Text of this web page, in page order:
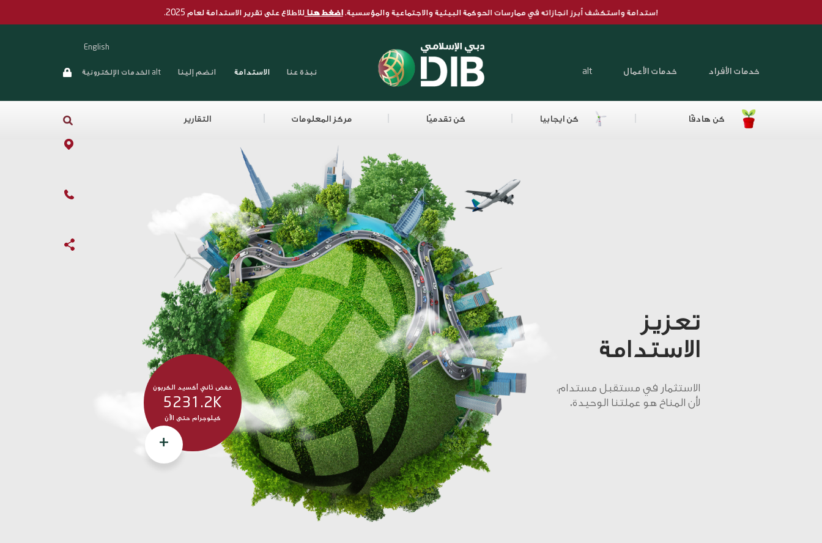
في ممارسات الحوكمة البيئية والاجتماعية والمؤسسية.اضغط هناللاطلاع على تقرير الاستدامة لعام 2025.
اطلع على مسيرة دبي الإسلامي في مجال الاستدامة واستكشف أبرز انجازاته في ممارسات الحوكمة البيئية والاجتماعية والمؤسسية.اضغط هناللاطلاع على تقرير الاستدامة لعام 2025.
من الالتزام إلى العمل، اطلع على مسيرة دبي الإسلامي في مجال الاستدامة واستكشف أبرز انجازاته في
خدمات الأفراد خدمات الأعمال alt
English
نبذة عنا الاستدامة انضم إلينا alt الخدمات الإلكترونية
كن هادفًا كن ايجابيا كن تقدميًا مركز المعلومات التقارير
خفض ثاني أكسيد الكربون
5231.2K
كيلوجرام حتى الآن
خفض ثاني أكسيد الكربون
يقوم بنك دبي الإسلامي بزراعة شجرة
واحدة لكل متعامل جديد، مما يساعد
على تعويض انبعاثات ثاني أكسيد
الكربون من خلال نمو الأشجار
ورعايتها.